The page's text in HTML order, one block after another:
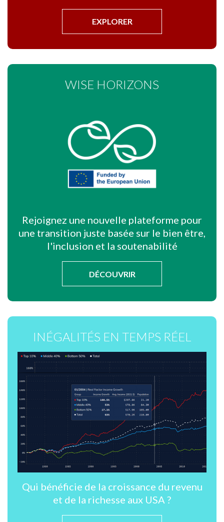
EXPLORER
WISE HORIZONS
Rejoignez une nouvelle plateforme pour
une transition juste basée sur le bien être,
l'inclusion et la soutenabilité
DÉCOUVRIR
INÉGALITÉS EN TEMPS RÉEL
Qui bénéficie de la croissance du revenu
et de la richesse aux USA ?